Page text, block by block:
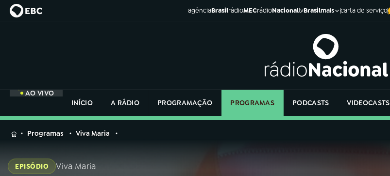
agênciaBrasilrádioMECrádioNacionaltvBrasilmais carta de serviço
AO VIVO
INÍCIO
A RÁDIO PROGRAMAÇÃO PROGRAMAS PODCASTS VIDEOCASTS
MENU
na
Rádio
Programas Viva Maria
EPISÓDIO Viva Maria